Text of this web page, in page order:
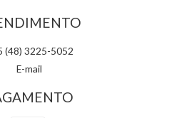
(48) 3225-5052
E-mail